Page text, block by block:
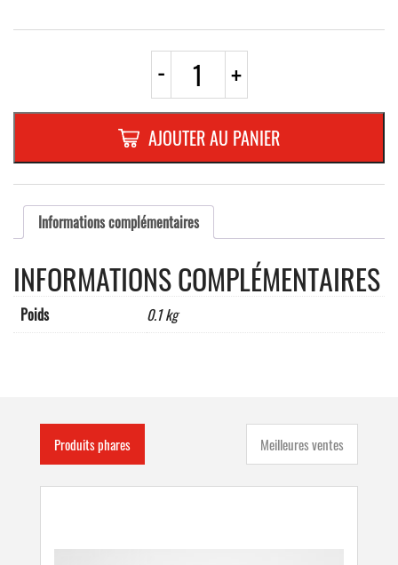
- quantité
AUTOCOLLANT
ROND
200
mm
"MASQUE
OBLIGATOIRE"
+
AJOUTER AU PANIER
Informations complémentaires
INFORMATIONS COMPLÉMENTAIRES
Poids 0.1 kg
Produits phares Meilleures ventes